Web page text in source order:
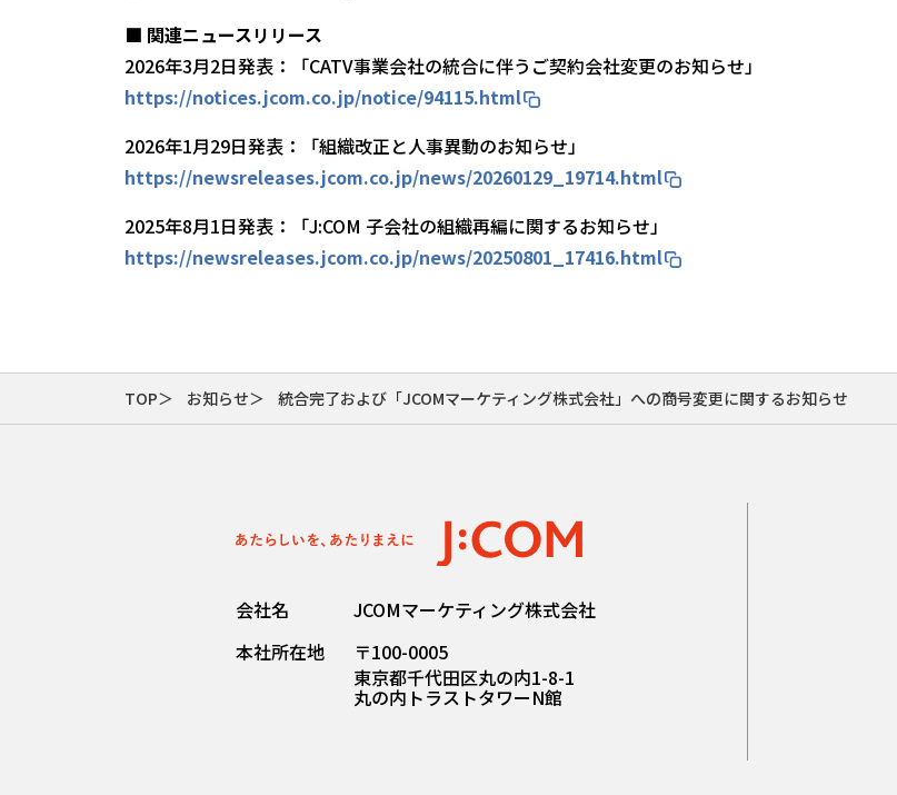
■ 関連ニュースリリース
2026年3月2日発表：「CATV事業会社の統合に伴うご契約会社変更のお知らせ」
https://notices.jcom.co.jp/notice/94115.html
2026年1月29日発表：「組織改正と人事異動のお知らせ」
https://newsreleases.jcom.co.jp/news/20260129_19714.html
2025年8月1日発表：「J:COM 子会社の組織再編に関するお知らせ」
https://newsreleases.jcom.co.jp/news/20250801_17416.html
TOP お知らせ 統合完了および「JCOMマーケティング株式会社」への商号変更に関するお知らせ
会社名
JCOMマーケティング株式会社
本社所在地
〒100-0005
東京都千代田区丸の内1-8-1
丸の内トラストタワーN館